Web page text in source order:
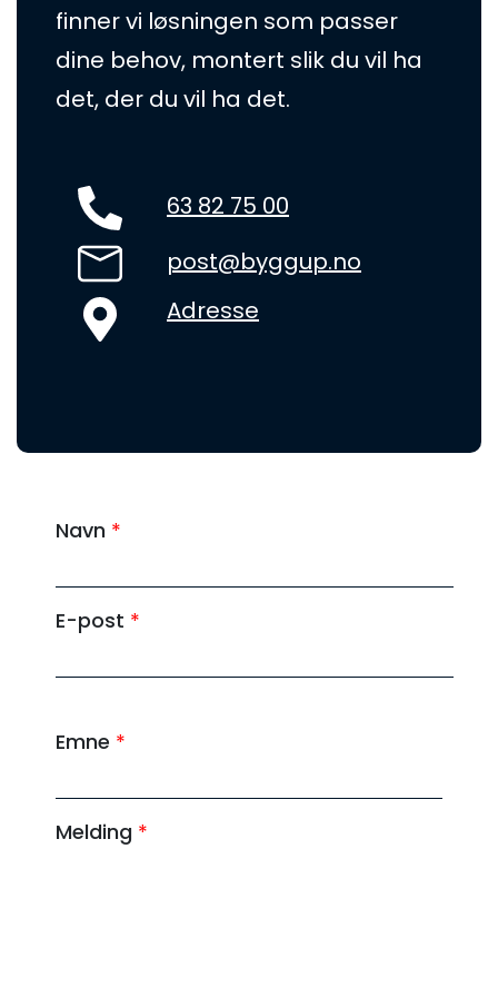
finner vi løsningen som passer
dine behov, montert slik du vil ha
det, der du vil ha det.
63 82 75 00
post@byggup.no
Adresse
Navn *
E-post *
*
-
p
Emne *
Melding *